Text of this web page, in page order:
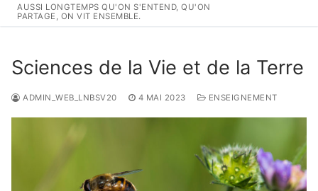
AUSSI LONGTEMPS QU'ON S'ENTEND, QU'ON
PARTAGE, ON VIT ENSEMBLE.
Sciences de la Vie et de la Terre
ADMIN_WEB_LNBSV20 4 MAI 2023 ENSEIGNEMENT